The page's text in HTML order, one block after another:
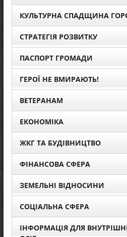
КУЛЬТУРНА СПАДЩИНА
СТРАТЕГІЯ РОЗВИТКУ
ПАСПОРТ ГРОМАДИ
ГЕРОЇ НЕ ВМИРАЮТЬ!
ВЕТЕРАНАМ
ЕКОНОМІКА
ЖКГ ТА БУДІВНИЦТВО
ФІНАНСОВА СФЕРА
ЗЕМЕЛЬНІ ВІДНОСИНИ
СОЦІАЛЬНА СФЕРА
ІНФОРМАЦІЯ ДЛЯ